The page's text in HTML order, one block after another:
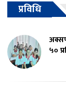
प्रविधि
५०